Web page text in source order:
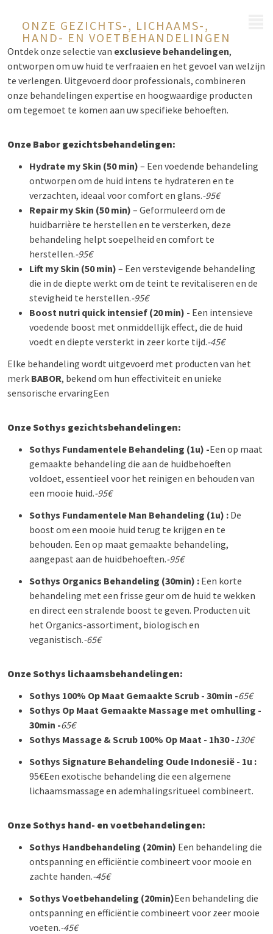
ONZE GEZICHTS-, LICHAAMS-,
HAND- EN VOETBEHANDELINGEN
Ontdek onze selectie van exclusieve behandelingen,
ontworpen om uw huid te verfraaien en het gevoel van welzijn
te verlengen. Uitgevoerd door professionals, combineren
onze behandelingen expertise en hoogwaardige producten
om tegemoet te komen aan uw specifieke behoeften.
Onze Babor gezichtsbehandelingen:
Hydrate my Skin (50 min) – Een voedende behandeling
ontworpen om de huid intens te hydrateren en te
verzachten, ideaal voor comfort en glans.-95€
Repair my Skin (50 min) – Geformuleerd om de
huidbarrière te herstellen en te versterken, deze
behandeling helpt soepelheid en comfort te
herstellen.-95€
Lift my Skin (50 min) – Een verstevigende behandeling
die in de diepte werkt om de teint te revitaliseren en de
stevigheid te herstellen.-95€
Boost nutri quick intensief (20 min) - Een intensieve
voedende boost met onmiddellijk effect, die de huid
voedt en diepte versterkt in zeer korte tijd.-45€
Elke behandeling wordt uitgevoerd met producten van het
merk BABOR, bekend om hun effectiviteit en unieke
sensorische ervaringEen
Onze Sothys gezichtsbehandelingen:
Sothys Fundamentele Behandeling (1u) -Een op maat
gemaakte behandeling die aan de huidbehoeften
voldoet, essentieel voor het reinigen en behouden van
een mooie huid.-95€
Sothys Fundamentele Man Behandeling (1u) : De
boost om een mooie huid terug te krijgen en te
behouden. Een op maat gemaakte behandeling,
aangepast aan de huidbehoeften.-95€
Sothys Organics Behandeling (30min) : Een korte
behandeling met een frisse geur om de huid te wekken
en direct een stralende boost te geven. Producten uit
het Organics-assortiment, biologisch en
veganistisch.-65€
Onze Sothys lichaamsbehandelingen:
Sothys 100% Op Maat Gemaakte Scrub - 30min -65€
Sothys Op Maat Gemaakte Massage met omhulling -
30min -65€
Sothys Massage & Scrub 100% Op Maat - 1h30 -130€
Sothys Signature Behandeling Oude Indonesië - 1u :
95€Een exotische behandeling die een algemene
lichaamsmassage en ademhalingsritueel combineert.
Onze Sothys hand- en voetbehandelingen:
Sothys Handbehandeling (20min) Een behandeling die
ontspanning en efficiëntie combineert voor mooie en
zachte handen.-45€
Sothys Voetbehandeling (20min)Een behandeling die
ontspanning en efficiëntie combineert voor zeer mooie
voeten.-45€